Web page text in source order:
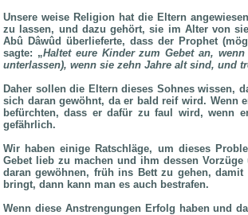
Unsere weise Religion hat die Eltern
zu lassen, und dazu gehört, sie im Alter von
Abû Dâwûd überlieferte, dass der Prophet
sagte: „Haltet eure Kinder zum Gebet an,
unterlassen), wenn sie zehn Jahre alt sind, und
Daher sollen die Eltern dieses Sohnes wissen,
sich daran gewöhnt, da er bald reif wird. Wenn
befürchten, dass er dafür zu faul wird, wenn
gefährlich.
Wir haben einige Ratschläge, um dieses
Gebet lieb zu machen und ihm dessen
daran gewöhnen, früh ins Bett zu gehen,
bringt, dann kann man es auch bestrafen.
Wenn diese Anstrengungen Erfolg haben und